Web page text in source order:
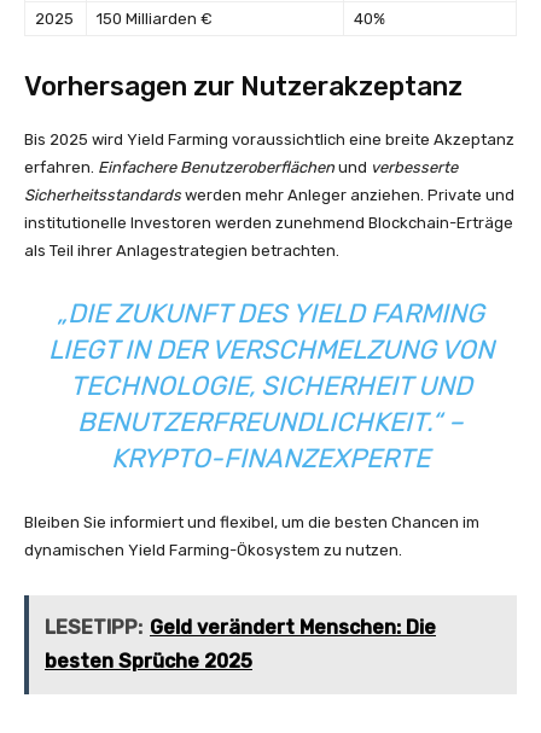
2025
150 Milliarden € 40%
Vorhersagen zur Nutzerakzeptanz
Bis 2025 wird Yield Farming voraussichtlich eine breite Akzeptanz
erfahren. Einfachere Benutzeroberflächen und verbesserte
Sicherheitsstandards werden mehr Anleger anziehen. Private und
institutionelle Investoren werden zunehmend Blockchain-Erträge
als Teil ihrer Anlagestrategien betrachten.
„DIE ZUKUNFT DES YIELD FARMING
LIEGT IN DER VERSCHMELZUNG VON
TECHNOLOGIE, SICHERHEIT UND
BENUTZERFREUNDLICHKEIT.“ –
KRYPTO-FINANZEXPERTE
Bleiben Sie informiert und flexibel, um die besten Chancen im
dynamischen Yield Farming-Ökosystem zu nutzen.
LESETIPP: Geld verändert Menschen: Die
besten Sprüche 2025